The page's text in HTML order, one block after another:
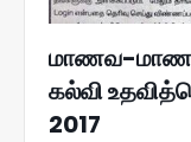
மாணவ-
கல்வி
2017